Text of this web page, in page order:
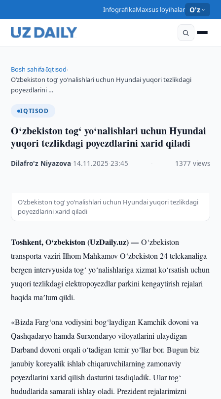
InfografikaMaxsus loyihalar O'z
Bosh sahifa›Iqtisod›
O‘zbekiston tog‘ yo‘nalishlari uchun Hyundai yuqori tezlikdagi
poyezdlarini …
IQTISOD
O‘zbekiston tog‘ yo‘nalishlari uchun Hyundai
yuqori tezlikdagi poyezdlarini xarid qiladi
Dilafro'z Niyazova 14.11.2025 ·23:45 1377 views
O‘zbekiston tog‘ yo‘nalishlari uchun Hyundai yuqori tezlikdagi
poyezdlarini xarid qiladi
Toshkent, O‘zbekiston (UzDaily.uz) —O‘zbekiston
transporta vaziri Ilhom Mahkamov O‘zbekiston 24 telekanaliga
bergen intervyusida tog‘ yo‘nalishlariga xizmat ko‘rsatish uchun
yuqori tezlikdagi elektropoyezdlar parkini kengaytirish rejalari
haqida maʼlum qildi.
«Bizda Farg‘ona vodiysini bog‘laydigan Kamchik dovoni va
Qashqadaryo hamda Surxondaryo viloyatlarini ulaydigan
Darband dovoni orqali o‘tadigan temir yo‘llar bor. Bugun biz
janubiy koreyalik ishlab chiqaruvchilarning zamonaviy
poyezdlarini xarid qilish dasturini tasdiqladik. Ular tog‘
hududlarida samarali ishlay oladi. Prezident rejalarimizni